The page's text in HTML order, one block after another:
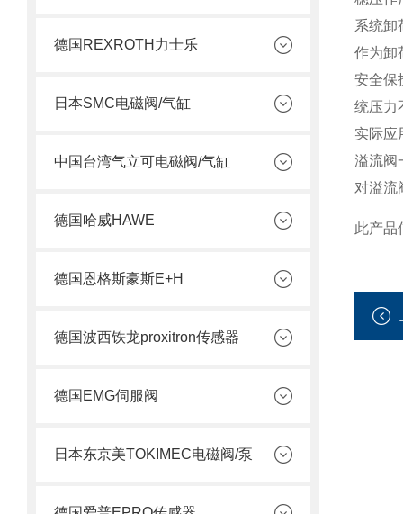
德国REXROTH力士乐
日本SMC电磁阀/气缸
中国台湾气立可电磁阀/气缸
德国哈威HAWE
德国恩格斯豪斯E+H
德国波西铁龙proxitron传感器
德国EMG伺服阀
日本东京美TOKIMEC电磁阀/泵
系统卸
作为卸
安全保
统压力
实际应
溢流阀
对溢流
此产品